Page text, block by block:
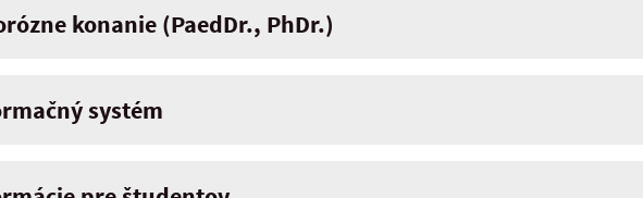
konanie (PaedDr., PhDr.)
systém